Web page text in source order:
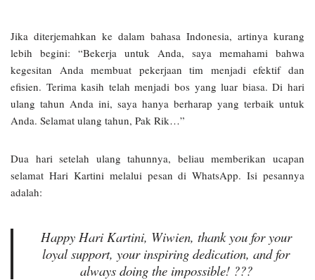
Jika diterjemahkan ke dalam bahasa Indonesia, artinya kurang
lebih begini: “Bekerja untuk Anda, saya memahami bahwa
kegesitan Anda membuat pekerjaan tim menjadi efektif dan
efisien. Terima kasih telah menjadi bos yang luar biasa. Di hari
ulang tahun Anda ini, saya hanya berharap yang terbaik untuk
Anda. Selamat ulang tahun, Pak Rik…”
Dua hari setelah ulang tahunnya, beliau memberikan ucapan
selamat Hari Kartini melalui pesan di WhatsApp. Isi pesannya
adalah:
Happy Hari Kartini, Wiwien, thank you for your
loyal support, your inspiring dedication, and for
always doing the impossible!???